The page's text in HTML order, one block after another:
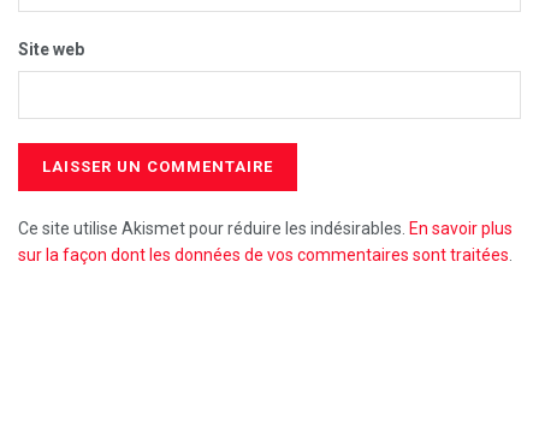
Site web
Ce site utilise Akismet pour réduire les indésirables. En savoir plus
sur la façon dont les données de vos commentaires sont traitées.